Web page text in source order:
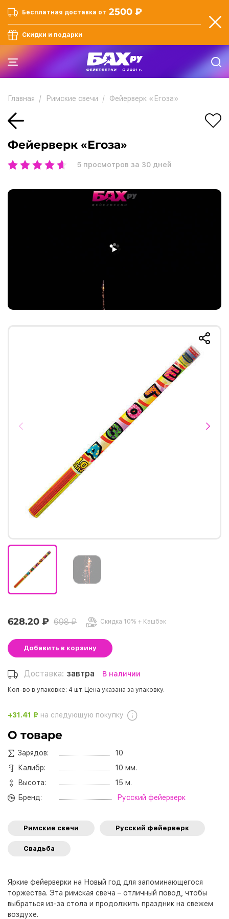
Бесплатная доставка от 2500 ₽
Скидки и подарки
Главная Римские свечи Фейерверк «Егоза»
Фейерверк «Егоза»
5 просмотров за 30 дней
628.20 ₽ 698 ₽ Скидка 10% + Кэшбэк
Добавить в корзину
Кол-во в упаковке: 4 шт. Цена указана за упаковку.
Доставка: завтра В наличии
+31.41 ₽ на следующую покупку
О товаре
Зарядов:
10
Калибр:
10 мм.
Высота:
15 м.
Бренд:
Русский фейерверк
Римские свечи Русский фейерверк
Свадьба
Яркие фейерверки на Новый год для запоминающегося
торжества. Эта римская свеча – отличный повод, чтобы
выбраться из-за стола и продолжить праздник на свежем
воздухе.